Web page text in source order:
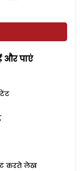
और पाएं
करते लेख